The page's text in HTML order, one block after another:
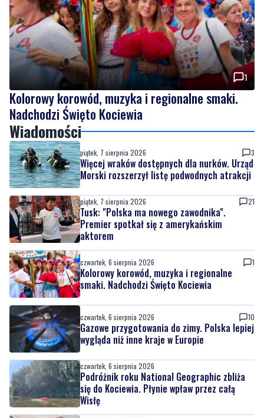
1
Kolorowy korowód, muzyka i regionalne smaki.
Nadchodzi Święto Kociewia
Wiadomości
piątek, 7 sierpnia 2026 3
Więcej wraków dostępnych dla nurków. Urząd
Morski rozszerzył listę podwodnych atrakcji
piątek, 7 sierpnia 2026 21
Tusk: "Polska ma nowego zawodnika".
Premier spotkał się z amerykańskim
aktorem
czwartek, 6 sierpnia 2026 1
Kolorowy korowód, muzyka i regionalne
smaki. Nadchodzi Święto Kociewia
czwartek, 6 sierpnia 2026 10
Gazowe przygotowania do zimy. Polska lepiej
wygląda niż inne kraje w Europie
czwartek, 6 sierpnia 2026
Podróżnik roku National Geographic zbliża
się do Kociewia. Płynie wpław przez całą
Wisłę